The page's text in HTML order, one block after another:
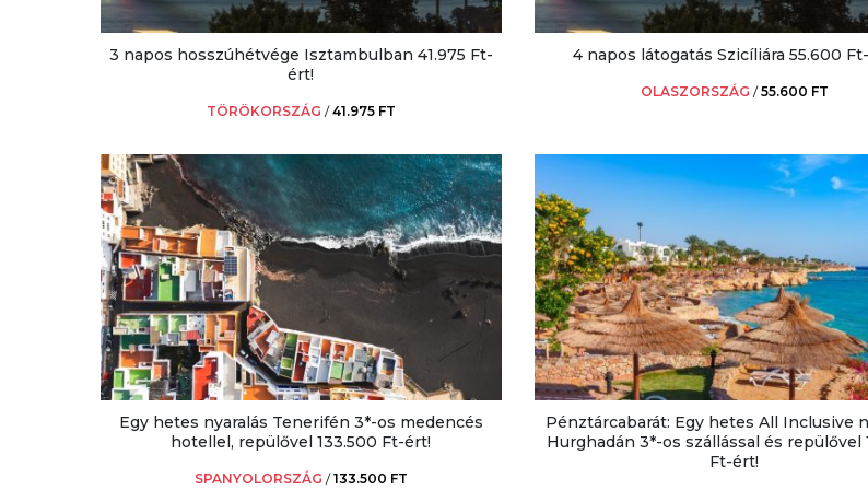
3 napos hosszúhétvége Isztambulban 41.975 Ft-
ért!
TÖRÖKORSZÁG /41.975 FT
4 napos látogatás Szicíliára 55.600
OLASZORSZÁG /55.600 FT
Egy hetes nyaralás Tenerifén 3*-os medencés
hotellel, repülővel 133.500 Ft-ért!
SPANYOLORSZÁG /133.500 FT
Pénztárcabarát: Egy hetes All Inclusive
Hurghadán 3*-os szállással és repülővel
Ft-ért!